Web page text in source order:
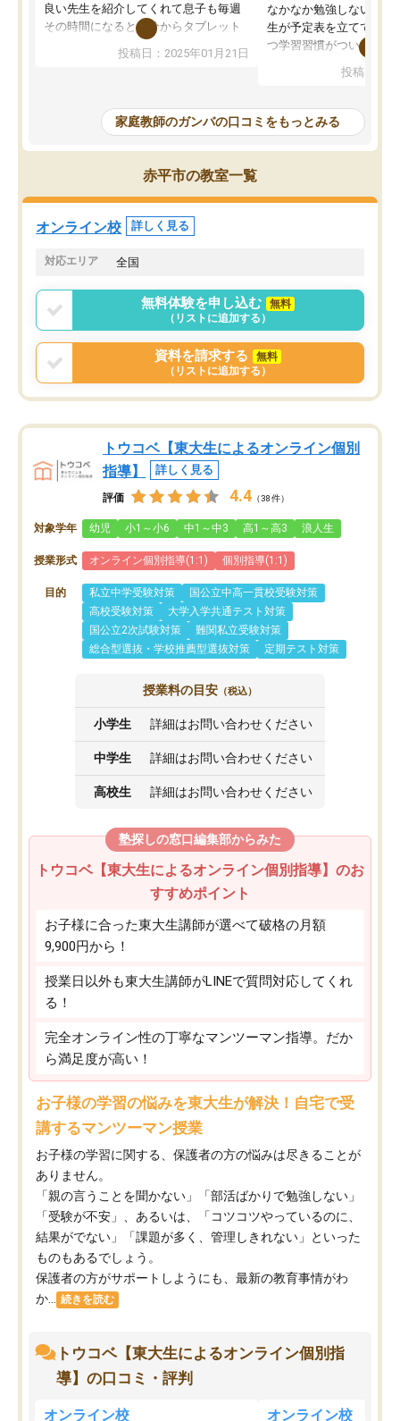
良い先生を紹介してくれて息子も毎週
その時間になると自分からタブレット
を開いてzoomを繋げるようになりまし
た！5科目なんでもOKなのもとても気
めて1年ほどだった今では平均点以上の
科目が増えてきました！あと1年受験ま
であるので無料の週末教室を使用しな
がら頑張って欲しいと思います！
投稿日：2025年01月21日
なかなか勉強しない息子
生が予定表を立ててくれ
つ学習習慣がついてきま
指導が無い日も予定表
問できるのでとても助か
投稿日：
家庭教師のガンバの口コミをもっとみる
赤平市の教室一覧
オンライン校 詳しく見る
対応エリア 全国
無料体験を申し込む
無料
（リストに追加する）
資料を請求する
無料
（リストに追加する）
トウコベ【東大生によるオンライン個別
指導】
詳しく見る
評価 4.4 （38件）
対象学年 幼児 小1～小6 中1～中3 高1～高3 浪人生
授業形式 オンライン個別指導(1:1) 個別指導(1:1)
目的 私立中学受験対策
国公立中高一貫校受験対策
高校受験対策
大学入学共通テスト対策
国公立2次試験対策
難関私立受験対策
総合型選抜・学校推薦型選抜対策
定期テスト対策
授業料の目安 （税込）
小学生 詳細はお問い合わせください
中学生 詳細はお問い合わせください
高校生 詳細はお問い合わせください
塾探しの窓口編集部からみた
トウコベ【東大生によるオンライン個別指導】のお
すすめポイント
お子様に合った東大生講師が選べて破格の月額
9,900円から！
授業日以外も東大生講師がLINEで質問対応してくれ
る！
完全オンライン性の丁寧なマンツーマン指導。だか
ら満足度が高い！
お子様の学習の悩みを東大生が解決！自宅で受
講するマンツーマン授業
お子様の学習に関する、保護者の方の悩みは尽きることが
ありません。
「親の言うことを聞かない」「部活ばかりで勉強しない」
「受験が不安」、あるいは、「コツコツやっているのに、
結果がでない」「課題が多く、管理しきれない」といった
ものもあるでしょう。
保護者の方がサポートしようにも、最新の教育事情がわ
か...
続きを読む
トウコベ【東大生によるオンライン個別指
導】の口コミ・評判
オンライン校 オンライン校